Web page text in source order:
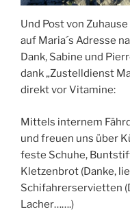
Und Post von
auf Maria´s Adresse
Dank, Sabine und
dank „Zustelldienst
direkt vor Vitamine:
Mittels internem
und freuen uns über
feste Schuhe,
Kletzenbrot (Danke,
Schifahrerservietten
Lacher…….)